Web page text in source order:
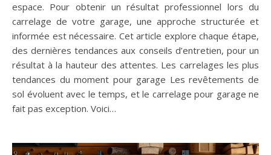
espace. Pour obtenir un résultat professionnel lors du
carrelage de votre garage, une approche structurée et
informée est nécessaire. Cet article explore chaque étape,
des dernières tendances aux conseils d’entretien, pour un
résultat à la hauteur des attentes. Les carrelages les plus
tendances du moment pour garage Les revêtements de
sol évoluent avec le temps, et le carrelage pour garage ne
fait pas exception. Voici…